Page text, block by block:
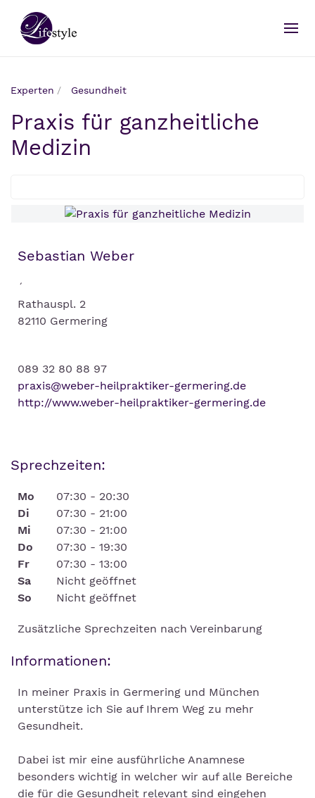
Experten Gesundheit
Praxis für ganzheitliche
Medizin
Sebastian Weber
´
Rathauspl. 2
82110 Germering
089 32 80 88 97
praxis@weber-heilpraktiker-germering.de
http://www.weber-heilpraktiker-germering.de
Sprechzeiten:
Mo
07:30 - 20:30
Di
07:30 - 21:00
Mi
07:30 - 21:00
Do
07:30 - 19:30
Fr
07:30 - 13:00
Sa
Nicht geöffnet
So
Nicht geöffnet
Zusätzliche Sprechzeiten nach Vereinbarung
Informationen:
In meiner Praxis in Germering und München
unterstütze ich Sie auf Ihrem Weg zu mehr
Gesundheit.
Dabei ist mir eine ausführliche Anamnese
besonders wichtig in welcher wir auf alle Bereiche
die für die Gesundheit relevant sind eingehen